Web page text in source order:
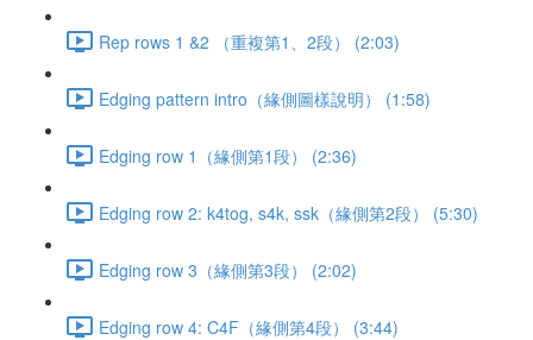
Rep rows 1 &2 （重複第1、2段） (2:03)
Edging pattern intro（緣側圖樣說明） (1:58)
Edging row 1（緣側第1段） (2:36)
Edging row 2: k4tog, s4k, ssk（緣側第2段） (5:30)
Edging row 3（緣側第3段） (2:02)
Edging row 4: C4F（緣側第4段） (3:44)